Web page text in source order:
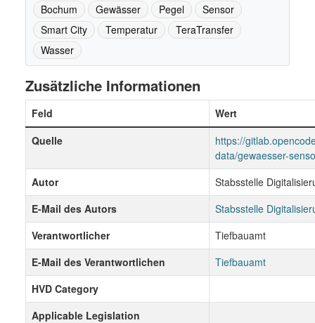
Bochum Gewässer Pegel
Sensor
Smart City
Temperatur
TeraTransfer
Wasser
Zusätzliche Informationen
Feld
Wert
Quelle
https://
data/gewaesser-
Autor
Stabsstelle
E-Mail des Autors
Stabsstelle
Verantwortlicher
Tiefbauamt
E-Mail des Verantwortlichen
Tiefbauamt
HVD Category
Applicable Legislation